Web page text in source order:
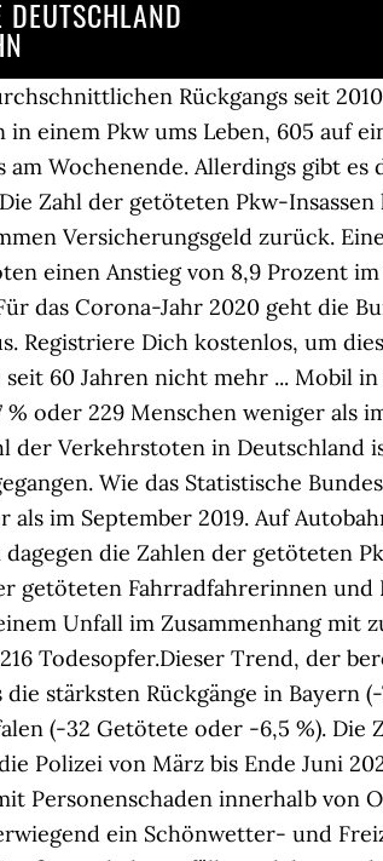
DEUTSCHLAND
Wie das Statistische Bundesamt (Destatis) nach vorläufigen Ergebnissen weiter mitteilt, waren das 4 Personen weniger als im September 2019. Auf Autobahnen waren es dem Statistischen Bundesamt zufolge fünf Verkehrstote … Rückläufig waren dagegen die Zahlen der getöteten Pkw-Insassen (-90 Personen), der getöteten Fußgängerinnen und Fußgänger (-16 Personen) und der getöteten Fahrradfahrerinnen und Fahrradfahrer (-9 Personen). Fast jeder dritte Verkehrstote in Deutschland kam im Jahr 2019 bei einem Unfall im Zusammenhang mit zu hoher Geschwindigkeit ums Leben. Das waren vier Personen weniger als im September 2019. 216 Todesopfer.Dieser Trend, der bereits seit vielen Jahren anhält, ist natürlich sehr erfreulich. In absoluten Zahlen betrachtet gab es die stärksten Rückgänge in Bayern (-77 Getötete oder -12,5 %), in Sachsen (-38 Getötete oder -19,2 %) und in Nordrhein-Westfalen (-32 Getötete oder -6,5 %). Die Zahl der getöteten Radfahrer ist dagegen seit 2010 um 16,8 Prozent gestiegen. Insgesamt nahm die Polizei von März bis Ende Juni 2020 rund 670 000 Unfälle auf. Wie in den Vorjahren ereigneten sich auch 2019 die meisten Unfälle mit Personenschaden innerhalb von Ortschaften (69,2 %). Demgegenüber sind Unfälle mit Motorrädern und Motorrollern überwiegend ein Schönwetter- und Freizeitphänomen. "Fehlgeleitete Diskussion". Die Antwort findet sich im Gesetz über die Statistik der Straßenverkehrsunfälle, welches auch Straßenverkehrsunfallstatistikgesetz (StVUnfStatG) genannt wird. Weitere 63 Menschen kamen anderweitig im Straßenverkehr ums Leben. Die meisten Verkehrstoten gab es auf Landstraßen (57,7 %). © 2020 auto motor und sport, Motor Klassik, sport auto und Auto Straßenverkehrsind Teil der Motor Presse Stuttgart GmbH & Co.KG, Weitere Angebote der Motor Presse Stuttgart GmbH & Co. KG & Motor Presse Hearst GmbH & Co. KG, Autofahrer können auf Versicherungs-Rückzahlungen hoffen, Feinstaubalarm und Fahrverbote fürs E-Auto, OECD hält E-SUVs für schädlicher als Verbrenner, So sehen Moppeds von Porsche, Tesla & Bugatti aus, RM Sotheby's Auktion „The Homologation Collection“, Der PHEV-Preisbrecher kommt nach Deutschland, auto motor und sport vom 17. Unfallstatistik Deutschland 2020: Weiter im Abwärtstrend. Auch die Zahl der Verletzten ist zurückgegangen, um drei Prozent auf 384.000 Menschen. Trotz des überdurchschnittlichen Rückgangs der Anzahl der Verkehrstoten seit 2019 waren die meisten Getöteten 2019 Pkw-Insassen: 1364 kamen in einem Auto ums Leben, 605 in einem Kraftrad, 445 auf dem Fahrrad. Und das, obwohl die Polizei mit insgesamt 2,7 Millionen so viele Verkehrsunfälle auf deutschen Straßen zählte wie noch nie seit 1991. Für den Zeitraum Januar bis Mai 2020